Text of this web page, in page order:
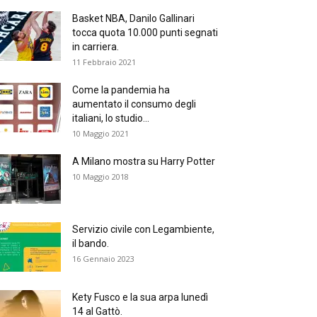
Basket NBA, Danilo Gallinari
tocca quota 10.000 punti segnati
in carriera.
11 Febbraio 2021
Come la pandemia ha
aumentato il consumo degli
italiani, lo studio...
10 Maggio 2021
A Milano mostra su Harry Potter
10 Maggio 2018
Servizio civile con Legambiente,
il bando.
16 Gennaio 2023
Kety Fusco e la sua arpa lunedì
14 al Gattò.